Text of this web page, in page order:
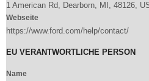
1 American Rd, Dearborn, MI, 48126,
Webseite
https://www.ford.com/help/contact/
EU VERANTWORTLICHE PERSON
Name